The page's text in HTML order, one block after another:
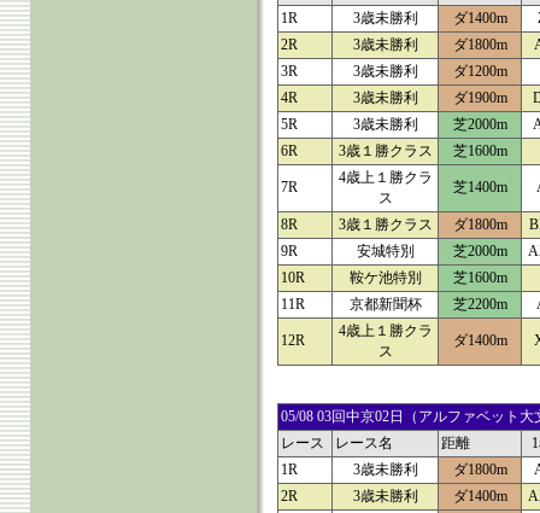
1R
3歳未勝利 ダ1400m
2R
3歳未勝利 ダ1800m
3R
3歳未勝利
ダ1200m
4R
3歳未勝利 ダ1900m
5R
3歳未勝利 芝2000m
6R
3歳１勝クラス 芝1600m
7R
4歳上１勝クラ
ス
芝1400m
8R 3歳１勝クラス ダ1800m
9R
安城特別 芝2000m
10R
鞍ケ池特別
芝1600m
11R
京都新聞杯 芝2200m
12R
4歳上１勝クラ
ス
ダ1400m
05/08 03回中京02日（アルファベット
レース
レース名 距離
1R
3歳未勝利 ダ1800m
2R
3歳未勝利 ダ1400m